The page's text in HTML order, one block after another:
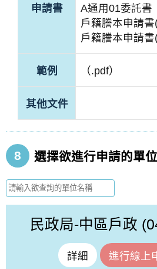
申請書
A通用01委託書
戶籍謄本申請書
戶籍謄本申請書
範例 （.pdf）
其他文件
8 選擇欲進行申請的單位
民政局-中區戶政
詳細 進行線上